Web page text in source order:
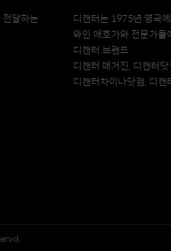
전달하는
디캔터는 1975년 영국
와인 애호가와 전문가들
디캔터 브랜드
디캔터 매거진, 디캔터
디캔터차이나닷컴, 디캔